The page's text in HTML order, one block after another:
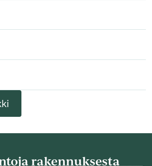
rakennuksesta